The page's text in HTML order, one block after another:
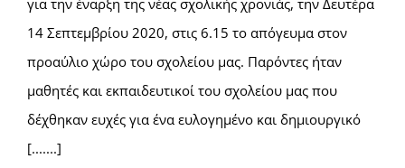
για την έναρξη της νέας σχολικής χρονιάς, την Δευτέρα
14 Σεπτεμβρίου 2020, στις 6.15 το απόγευμα στον
προαύλιο χώρο του σχολείου μας. Παρόντες ήταν
μαθητές και εκπαιδευτικοί του σχολείου μας που
δέχθηκαν ευχές για ένα ευλογημένο και δημιουργικό
[.......]